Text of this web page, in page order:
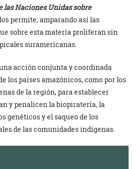
las Naciones Unidas sobre
permite, amparando así las
sobre esta materia proliferan sin
suramericanas.
acción conjunta y coordinada
los países amazónicos, como por los
de la región, para establecer
y penalicen la biopiratería, la
genéticos y el saqueo de los
de las comunidades indígenas.